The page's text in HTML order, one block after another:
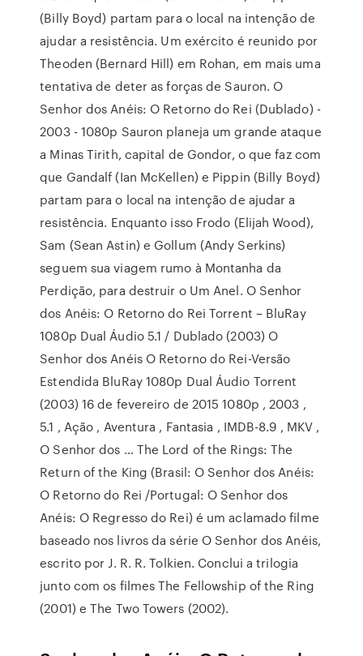
(Billy Boyd) partam para o local na intenção de
ajudar a resistência. Um exército é reunido por
Theoden (Bernard Hill) em Rohan, em mais uma
tentativa de deter as forças de Sauron. O
Senhor dos Anéis: O Retorno do Rei (Dublado) -
2003 - 1080p Sauron planeja um grande ataque
a Minas Tirith, capital de Gondor, o que faz com
que Gandalf (Ian McKellen) e Pippin (Billy Boyd)
partam para o local na intenção de ajudar a
resistência. Enquanto isso Frodo (Elijah Wood),
Sam (Sean Astin) e Gollum (Andy Serkins)
seguem sua viagem rumo à Montanha da
Perdição, para destruir o Um Anel. O Senhor
dos Anéis: O Retorno do Rei Torrent – BluRay
1080p Dual Áudio 5.1 / Dublado (2003) O
Senhor dos Anéis O Retorno do Rei-Versão
Estendida BluRay 1080p Dual Áudio Torrent
(2003) 16 de fevereiro de 2015 1080p , 2003 ,
5.1 , Ação , Aventura , Fantasia , IMDB-8.9 , MKV ,
O Senhor dos … The Lord of the Rings: The
Return of the King (Brasil: O Senhor dos Anéis:
O Retorno do Rei /Portugal: O Senhor dos
Anéis: O Regresso do Rei) é um aclamado filme
baseado nos livros da série O Senhor dos Anéis,
escrito por J. R. R. Tolkien. Conclui a trilogia
junto com os filmes The Fellowship of the Ring
(2001) e The Two Towers (2002).